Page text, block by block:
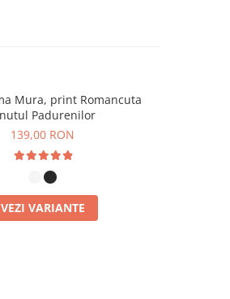
Mura, print Romancuta
Padurenilor
139,00 RON
VEZI VARIANTE